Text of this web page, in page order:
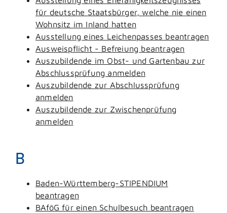
für deutsche Staatsbürger, welche nie einen
Wohnsitz im Inland hatten
Ausstellung eines Leichenpasses beantragen
Ausweispflicht - Befreiung beantragen
Auszubildende im Obst- und Gartenbau zur
Abschlussprüfung anmelden
Auszubildende zur Abschlussprüfung
anmelden
Auszubildende zur Zwischenprüfung
anmelden
B
Baden-Württemberg-STIPENDIUM
beantragen
BAföG für einen Schulbesuch beantragen